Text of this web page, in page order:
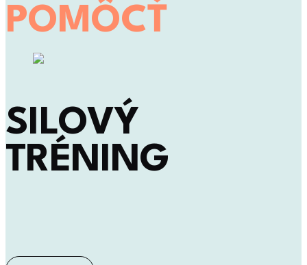
POMÔCŤ
SILOVÝ
TRÉNING